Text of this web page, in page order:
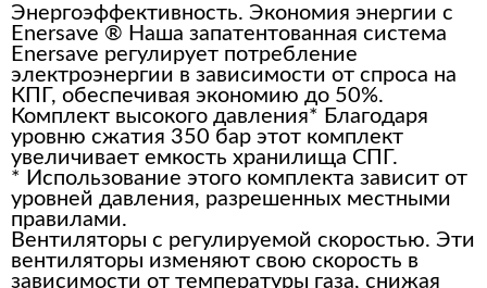
Энергоэффективность. Экономия энергии с
Enersave ® Наша запатентованная система
Enersave регулирует потребление
электроэнергии в зависимости от спроса на
КПГ, обеспечивая экономию до 50%.
Комплект высокого давления* Благодаря
уровню сжатия 350 бар этот комплект
увеличивает емкость хранилища СПГ.
* Использование этого комплекта зависит от
уровней давления, разрешенных местными
правилами.
Вентиляторы с регулируемой скоростью. Эти
вентиляторы изменяют свою скорость в
зависимости от температуры газа, снижая